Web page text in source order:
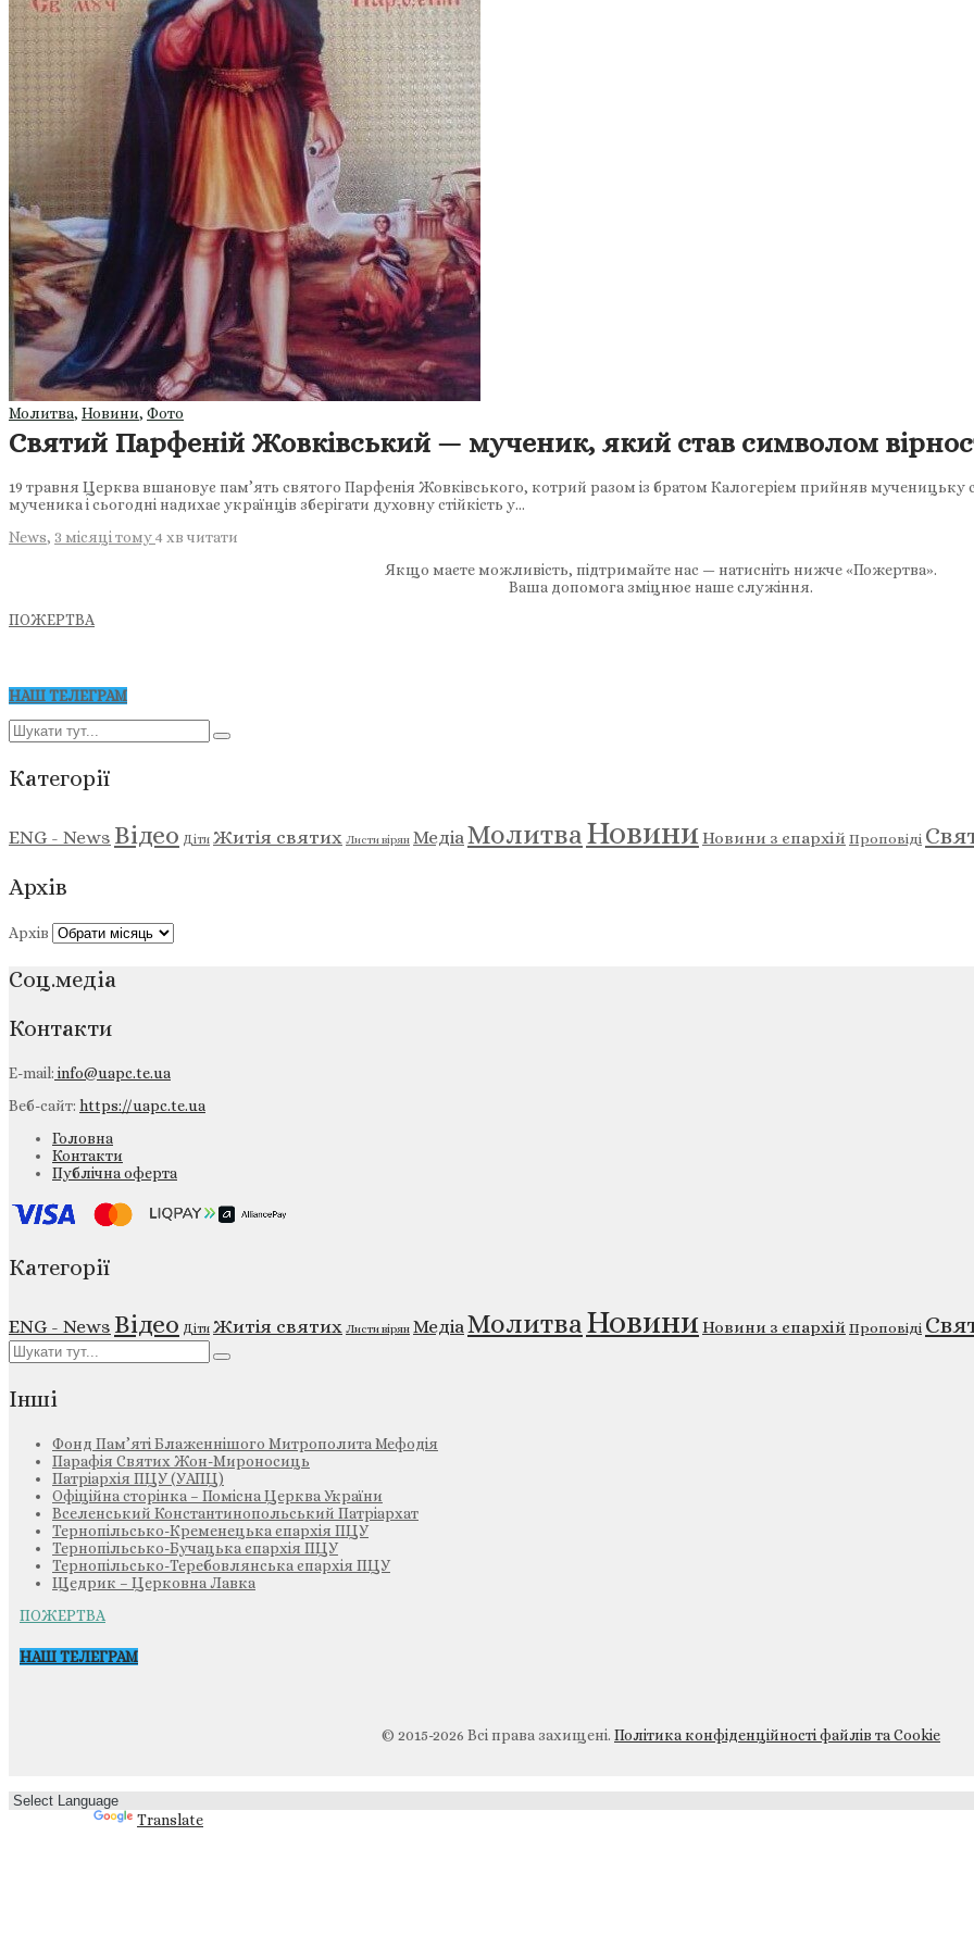
Молитва, Новини, Фото
Святий Парфеній Жовківський — мученик, який став символом
19 травня Церква вшановує пам’ять святого Парфенія Жовківського, котрий разом із братом Калогерієм прийняв мученицьку
мученика і сьогодні надихає українців зберігати духовну стійкість у…
News, 3 місяці тому4 хв читати
Якщо маєте можливість, підтримайте нас — натисніть нижче «Пожертва».
Ваша допомога зміцнює наше служіння.
ПОЖЕРТВА
НАШ ТЕЛЕГРАМ
Категорії
ENG - News Відео Діти Житія святих Листи вірян МедіаМолитваНовини Новини з єпархій Проповіді
Архів
Архів
Соц.медіа
Контакти
E-mail:info@uapc.te.ua
Веб-сайт: https://uapc.te.ua
Головна
Контакти
Публічна оферта
Категорії
ENG - News Відео Діти Житія святих Листи вірян МедіаМолитваНовиниНовини з єпархій Проповіді
Інші
Фонд Пам’яті Блаженнішого Митрополита Мефодія
Парафія Святих Жон-Мироносиць
Патріархія ПЦУ (УАПЦ)
Офіційна сторінка – Помісна Церква України
Вселенський Константинопольський Патріархат
Тернопільсько-Кременецька єпархія ПЦУ
Тернопільсько-Бучацька єпархія ПЦУ
Тернопільсько-Теребовлянська єпархія ПЦУ
Щедрик – Церковна Лавка
ПОЖЕРТВА
НАШ ТЕЛЕГРАМ
© 2015-2026 Всі права захищені. Політика конфіденційності файлів та Cookie
Translate